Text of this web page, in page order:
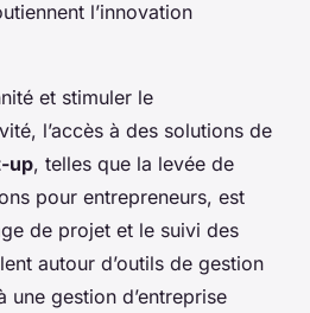
l’innovation
et stimuler le
l’accès à des solutions de
up, telles que la levée de
pour entrepreneurs, est
de projet et le suivi des
autour d’outils de gestion
gestion d’entreprise